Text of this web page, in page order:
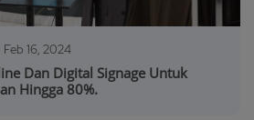
Feb 16, 2024
Dan Digital Signage Untuk
Hingga 80%.